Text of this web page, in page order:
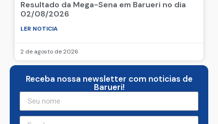
Resultado da Mega-Sena em Barueri no dia
02/08/2026
LER NOTICIA
2 de agosto de 2026
Receba nossa newsletter com noticias de
Barueri!